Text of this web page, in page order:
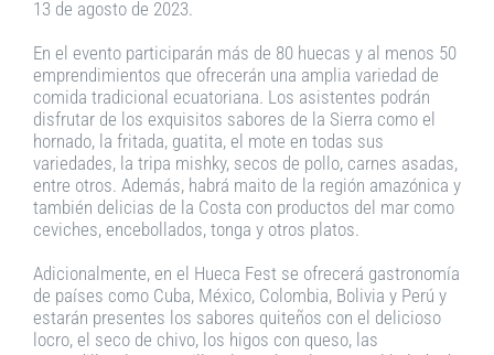
13 de agosto de 2023.
En el evento participarán más de 80 huecas y al menos 50
emprendimientos que ofrecerán una amplia variedad de
comida tradicional ecuatoriana. Los asistentes podrán
disfrutar de los exquisitos sabores de la Sierra como el
hornado, la fritada, guatita, el mote en todas sus
variedades, la tripa mishky, secos de pollo, carnes asadas,
entre otros. Además, habrá maito de la región amazónica y
también delicias de la Costa con productos del mar como
ceviches, encebollados, tonga y otros platos.
Adicionalmente, en el Hueca Fest se ofrecerá gastronomía
de países como Cuba, México, Colombia, Bolivia y Perú y
estarán presentes los sabores quiteños con el delicioso
locro, el seco de chivo, los higos con queso, las